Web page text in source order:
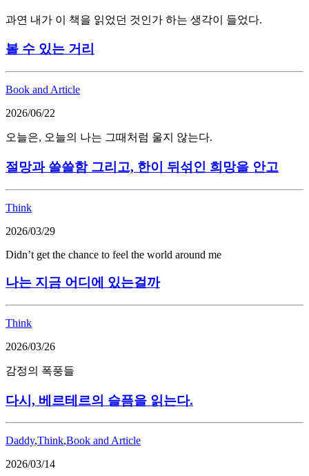
과연 내가 이 책을 읽었던 것인가 하는 생각이 들었다.
볼 수 있는 거리
Book and Article
2026/06/22
오늘은, 오늘의 나는 그때처럼 울지 않는다.
절망과 쓸쓸함 그리고, 한이 뒤섞인 희망을 안고
Think
2026/03/29
Didn’t get the chance to feel the world around me
나는 지금 어디에 있는걸까
Think
2026/03/26
감정의 폭풍들
다시, 베르테르의 슬픔을 읽는다.
Daddy,Think,Book and Article
2026/03/14